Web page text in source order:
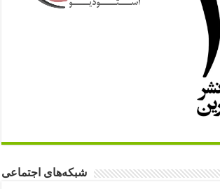
شبکه‌های اجتماعی